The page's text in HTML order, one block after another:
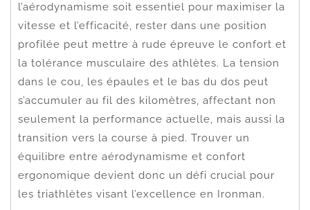
l’aérodynamisme soit essentiel pour maximiser la
vitesse et l’efficacité, rester dans une position
profilée peut mettre à rude épreuve le confort et
la tolérance musculaire des athlètes. La tension
dans le cou, les épaules et le bas du dos peut
s’accumuler au fil des kilomètres, affectant non
seulement la performance actuelle, mais aussi la
transition vers la course à pied. Trouver un
équilibre entre aérodynamisme et confort
ergonomique devient donc un défi crucial pour
les triathlètes visant l’excellence en Ironman.